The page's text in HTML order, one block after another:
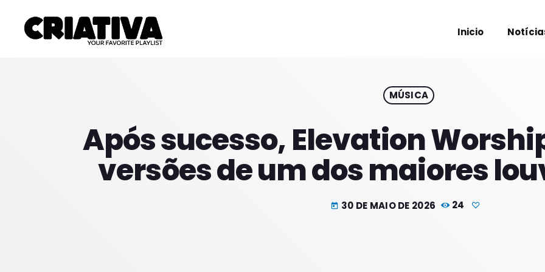
Inicio
MÚSICA
Após sucesso, Elevation
versões de um dos maiores
today 30 DE MAIO DE 2026 24